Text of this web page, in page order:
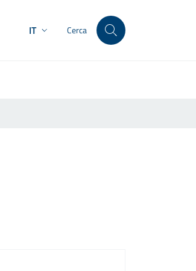
IT Cerca